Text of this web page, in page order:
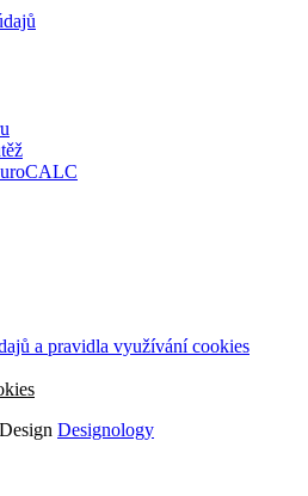
a pravidla využívání cookies
Designology